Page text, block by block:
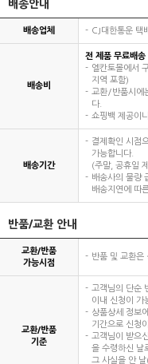
배송안내
배송업체 CJ대한통운 택
배송비
전 제품 무료배송
엘칸토몰에서
지역 포함)
교환/반품시에
다.
쇼핑백 제공이
배송기간
결제확인 시점
가능합니다.
(주말, 공휴일
배송사의 물량
배송지연에 따
반품/교환 안내
교환/반품
가능시점
반품 및 교환은
교환/반품
기준
고객님의 단순
이내 신청이 가
상품상세 정보
기간으로 신청
고객님이 받으
을 수령하신 날
그 사실을 안